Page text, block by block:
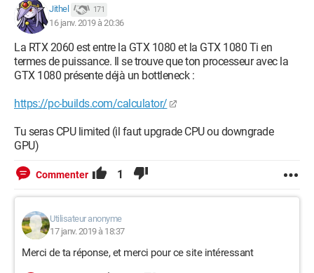
Jithel 171
16 janv. 2019 à 20:36
La RTX 2060 est entre la GTX 1080 et la GTX 1080 Ti en
termes de puissance. Il se trouve que ton processeur avec la
GTX 1080 présente déjà un bottleneck :
https://pc-builds.com/calculator/
Tu seras CPU limited (il faut upgrade CPU ou downgrade
GPU)
Commenter 1
Utilisateur anonyme
17 janv. 2019 à 18:37
Merci de ta réponse, et merci pour ce site intéressant